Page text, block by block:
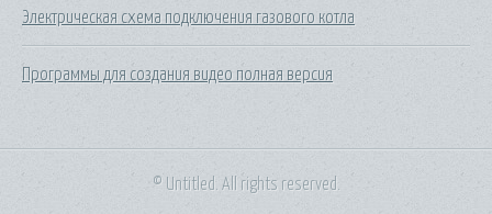
Электрическая схема подключения газового котла
Программы для создания видео полная версия
© Untitled. All rights reserved.